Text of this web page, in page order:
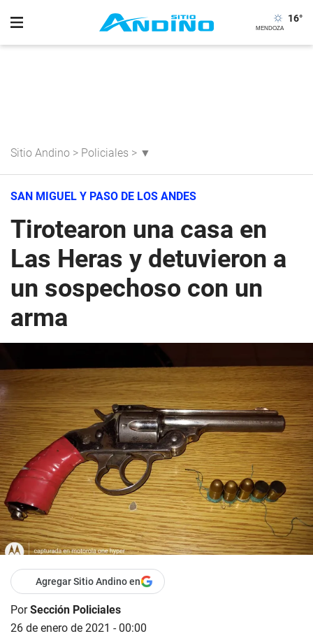
16°
Sitio Andino > Policiales > ▼
SAN MIGUEL Y PASO DE LOS ANDES
Tirotearon una casa en
Las Heras y detuvieron a
un sospechoso con un
arma
Agregar Sitio Andino en
PorSección Policiales
26 de enero de 2021 - 00:00